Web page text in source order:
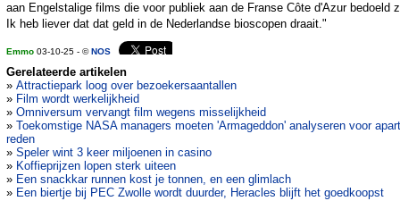
aan Engelstalige films die voor publiek aan de Franse Côte d'Azur bedoeld
Ik heb liever dat dat geld in de Nederlandse bioscopen draait."
Emmo 03-10-25 - ©NOS
Gerelateerde artikelen
» Attractiepark loog over bezoekersaantallen
» Film wordt werkelijkheid
» Omniversum vervangt film wegens misselijkheid
» Toekomstige NASA managers moeten 'Armageddon' analyseren voor
reden
» Speler wint 3 keer miljoenen in casino
» Koffieprijzen lopen sterk uiteen
» Een snackkar runnen kost je tonnen, en een glimlach
» Een biertje bij PEC Zwolle wordt duurder, Heracles blijft het goedkoopst